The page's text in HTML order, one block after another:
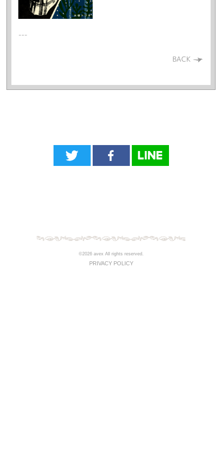
---
BACK
©2026 avex All rights reserved.
PRIVACY POLICY